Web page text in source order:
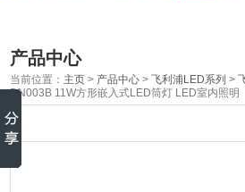
产品中心
当前位置： 主页 > 产品中心 >飞利浦LED系列 >
DN003B 11W方形嵌入式LED筒灯 LED室内照明